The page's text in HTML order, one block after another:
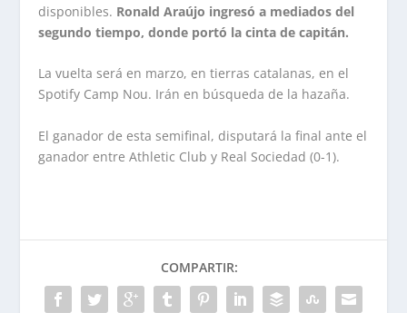
disponibles. Ronald Araújo ingresó a mediados del
segundo tiempo, donde portó la cinta de capitán.
La vuelta será en marzo, en tierras catalanas, en el
Spotify Camp Nou. Irán en búsqueda de la hazaña.
El ganador de esta semifinal, disputará la final ante el
ganador entre Athletic Club y Real Sociedad (0-1).
COMPARTIR: